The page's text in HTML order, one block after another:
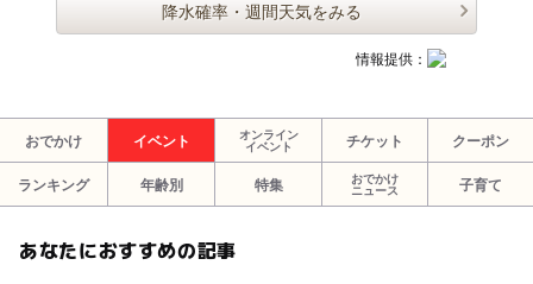
降水確率・週間天気をみる
情報提供：
おでかけ イベント
オンライン
イベント
チケット クーポン
ランキング 年齢別 特集
おでかけ
ニュース
子育て
あなたにおすすめの記事